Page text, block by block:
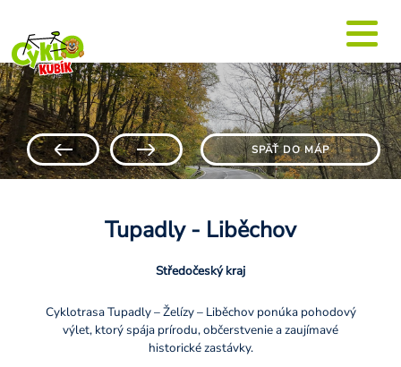
SPÄŤ DO MÁP
Tupadly - Liběchov
Středočeský kraj
Cyklotrasa Tupadly – Želízy – Liběchov ponúka pohodový
výlet, ktorý spája prírodu, občerstvenie a zaujímavé
historické zastávky.